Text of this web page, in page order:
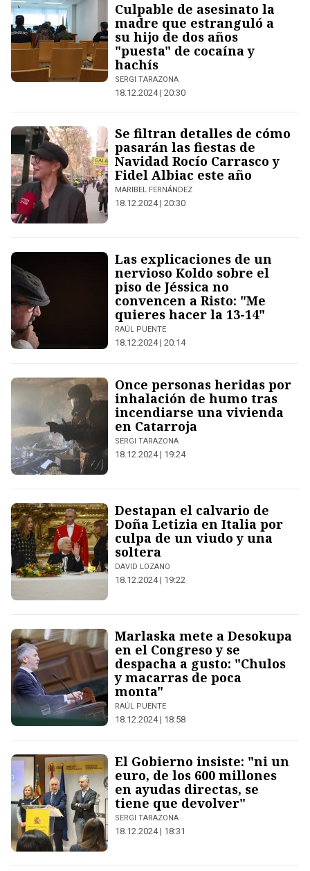
Culpable de asesinato la
madre que estranguló a
su hijo de dos años
"puesta" de cocaína y
hachís
SERGI TARAZONA
18.12.2024 | 20:30
Se filtran detalles de cómo
pasarán las fiestas de
Navidad Rocío Carrasco y
Fidel Albiac este año
MARIBEL FERNÁNDEZ
18.12.2024 | 20:30
Las explicaciones de un
nervioso Koldo sobre el
piso de Jéssica no
convencen a Risto: "Me
quieres hacer la 13-14"
RAÚL PUENTE
18.12.2024 | 20:14
Once personas heridas por
inhalación de humo tras
incendiarse una vivienda
en Catarroja
SERGI TARAZONA
18.12.2024 | 19:24
Destapan el calvario de
Doña Letizia en Italia por
culpa de un viudo y una
soltera
DAVID LOZANO
18.12.2024 | 19:22
Marlaska mete a Desokupa
en el Congreso y se
despacha a gusto: "Chulos
y macarras de poca
monta"
RAÚL PUENTE
18.12.2024 | 18:58
El Gobierno insiste: "ni un
euro, de los 600 millones
en ayudas directas, se
tiene que devolver"
SERGI TARAZONA
18.12.2024 | 18:31